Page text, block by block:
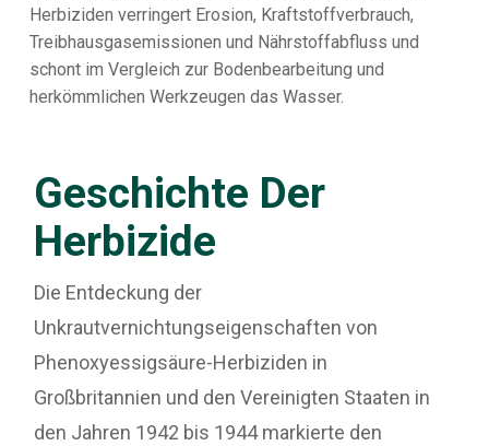
Herbiziden verringert Erosion, Kraftstoffverbrauch,
Treibhausgasemissionen und Nährstoffabfluss und
schont im Vergleich zur Bodenbearbeitung und
herkömmlichen Werkzeugen das Wasser.
Geschichte Der
Herbizide
Die Entdeckung der
Unkrautvernichtungseigenschaften von
Phenoxyessigsäure-Herbiziden in
Großbritannien und den Vereinigten Staaten in
den Jahren 1942 bis 1944 markierte den